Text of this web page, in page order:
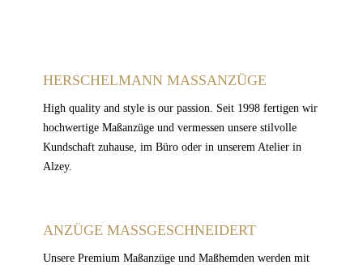
HERSCHELMANN MASSANZÜGE
High quality and style is our passion. Seit 1998 fertigen wir
hochwertige Maßanzüge und vermessen unsere stilvolle
Kundschaft zuhause, im Büro oder in unserem Atelier in
Alzey.
ANZÜGE MASSGESCHNEIDERT
Unsere Premium Maßanzüge und Maßhemden werden mit